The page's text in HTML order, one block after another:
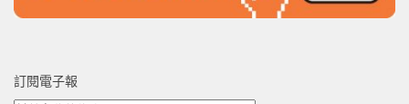
訂閱電子報